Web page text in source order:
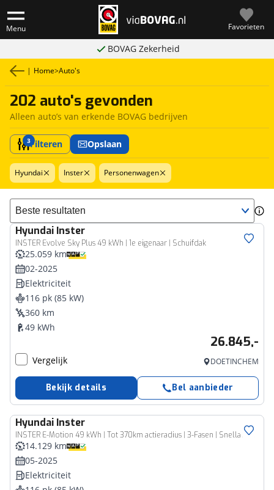
Menu Favorieten
BOVAG Zekerheid
| Home>Auto's
202 auto's gevonden
Alleen auto’s van erkende BOVAG bedrijven
3Filteren Opslaan
Hyundai Inster Personenwagen
Sorteer resultaten
Hyundai Inster
INSTER Evolve Sky Plus 49 kWh | 1e eigenaar | Schuifdak
25.059 km
02-2025
Elektriciteit
116 pk (85 kW)
360 km
49 kWh
26.845,-
Vergelijk DOETINCHEM
Bekijk details Bel aanbieder
Hyundai Inster
INSTER E-Motion 49 kWh | Tot 370km actieradius | 3-Fasen | Snelladen | Bluelink app | Navigatie | Camera |
14.129 km
05-2025
Elektriciteit